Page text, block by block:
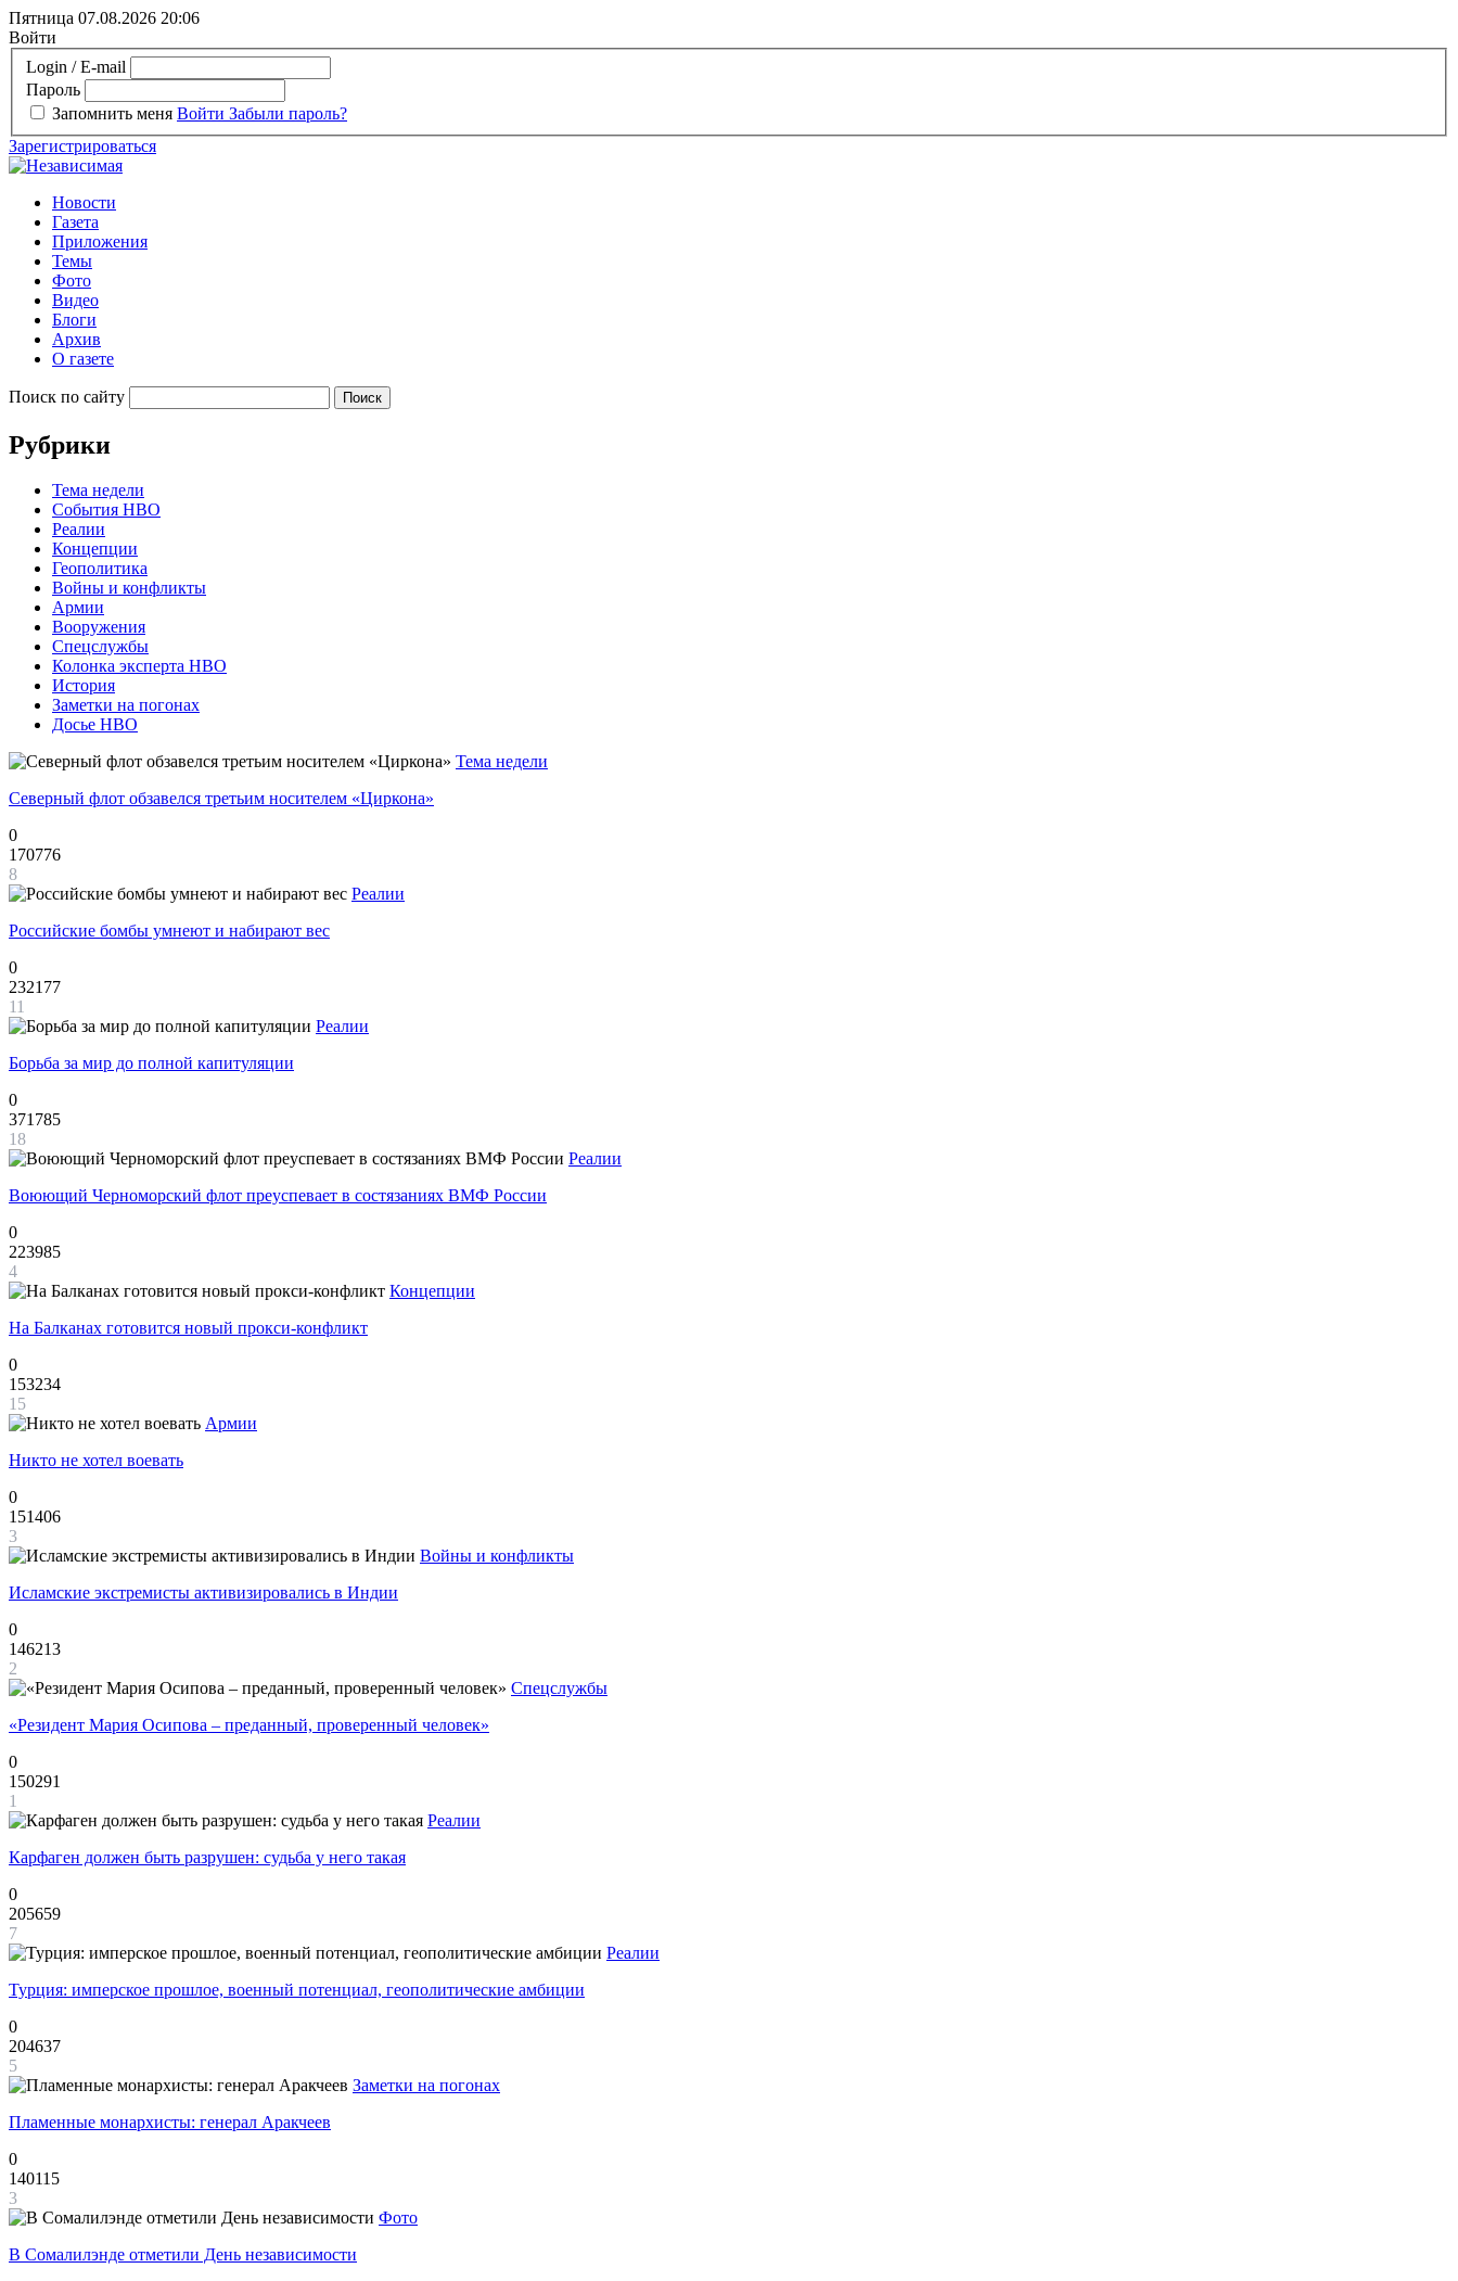
Пятница 07.08.2026 20:06
Войти
Login / E-mail
Пароль
Запомнить меня Войти Забыли пароль?
Зарегистрироваться
Новости
Газета
Приложения
Темы
Фото
Видео
Блоги
Архив
О газете
Поиск по сайту
Рубрики
Тема недели
События НВО
Реалии
Концепции
Геополитика
Войны и конфликты
Армии
Вооружения
Спецслужбы
Колонка эксперта НВО
История
Заметки на погонах
Досье НВО
Тема недели
Северный флот обзавелся третьим носителем «Циркона»
0
170776
8
Реалии
Российские бомбы умнеют и набирают вес
0
232177
11
Реалии
Борьба за мир до полной капитуляции
0
371785
18
Реалии
Воюющий Черноморский флот преуспевает в состязаниях ВМФ России
0
223985
4
Концепции
На Балканах готовится новый прокси-конфликт
0
153234
15
Армии
Никто не хотел воевать
0
151406
3
Войны и конфликты
Исламские экстремисты активизировались в Индии
0
146213
2
Спецслужбы
«Резидент Мария Осипова – преданный, проверенный человек»
0
150291
1
Реалии
Карфаген должен быть разрушен: судьба у него такая
0
205659
7
Реалии
Турция: имперское прошлое, военный потенциал, геополитические амбиции
0
204637
5
Заметки на погонах
Пламенные монархисты: генерал Аракчеев
0
140115
3
Фото
В Сомалилэнде отметили День независимости